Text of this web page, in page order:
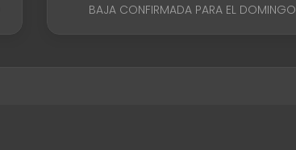
BAJA CONFIRMADA PARA EL DOMINGO